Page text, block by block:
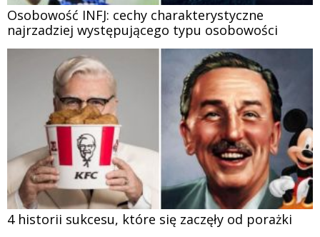
Osobowość INFJ: cechy charakterystyczne
najrzadziej występującego typu osobowości
4 historii sukcesu, które się zaczęły od porażki